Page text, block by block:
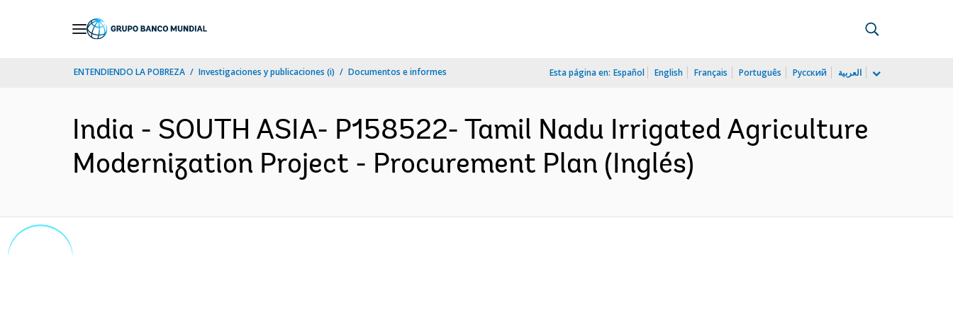
ENTENDIENDO LA POBREZA Investigaciones y publicaciones (i) Documentos e informes Esta página en: Español English Français Português Русский العربية
India - SOUTH ASIA- P158522- Tamil Nadu Irrigated Agriculture
Modernization Project - Procurement Plan (Inglés)